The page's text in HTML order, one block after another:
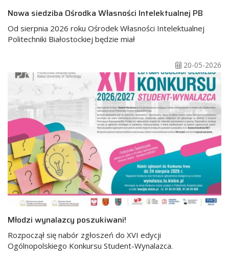
Nowa siedziba Ośrodka Własności Intelektualnej PB
Od sierpnia 2026 roku Ośrodek Własności Intelektualnej
Politechniki Białostockiej będzie miał
20-05-2026
Młodzi wynalazcy poszukiwani!
Rozpoczął się nabór zgłoszeń do XVI edycji
Ogólnopolskiego Konkursu Student-Wynalazca.